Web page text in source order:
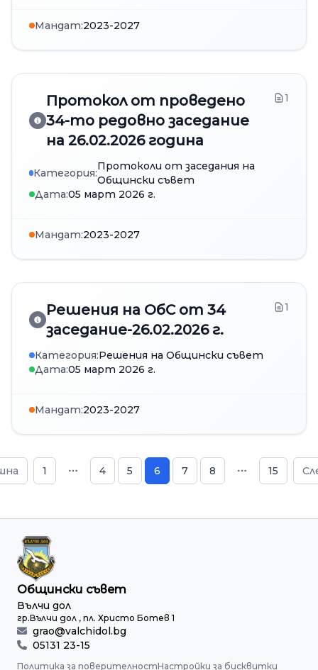
Мандат:2023-2027
Протокол от проведено
34-то редовно заседание
на 26.02.2026 година
1
Категория:
Протоколи от заседания на
Общински съвет
Дата:05 март 2026 г.
Мандат:2023-2027
Решения на ОбС от 34
заседание-26.02.2026 г.
1
Категория:Решения на Общински съвет
Дата:05 март 2026 г.
Мандат:2023-2027
1 4 5 6 7 8 15
Общински съвет
Вълчи дол
гр.Вълчи дол , пл. Христо Ботев 1
grao@valchidol.bg
05131 23-15
Политика за поверителностНастройки за бисквитки